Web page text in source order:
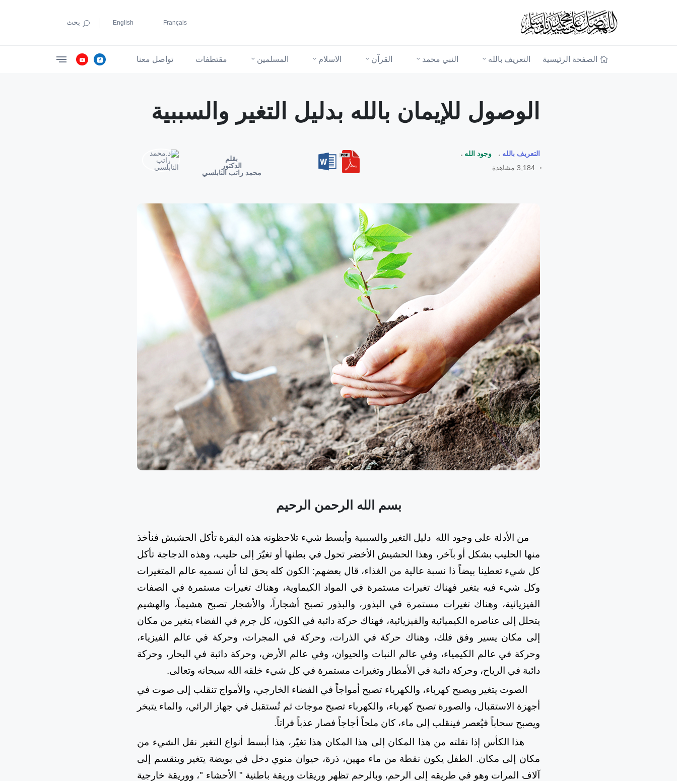
English Français بحث
الصفحة الرئيسية التعريف بالله النبي محمد القرآن الاسلام المسلمين مقتطفات تواصل معنا
الوصول للإيمان بالله بدليل التغير والسببية
التعريف بالله
وجود الله
3,184 مشاهدة
بقلم
الدكتور
محمد راتب النابلسي
بسم الله الرحمن الرحيم
من الأدلة على وجود الله دليل التغير والسببية وأبسط شيء تلاحظونه هذه البقرة تأكل الحشيش فنأخذ
منها الحليب بشكل أو بآخر، وهذا الحشيش الأخضر تحول في بطنها أو تغيّرَ إلى حليب، وهذه الدجاجة تأكل
كل شيء تعطينا بيضاً ذا نسبة عالية من الغذاء، قال بعضهم: الكون كله يحق لنا أن نسميه عالم المتغيرات
وكل شيء فيه يتغير فهناك تغيرات مستمرة في المواد الكيماوية، وهناك تغيرات مستمرة في الصفات
الفيزيائية، وهناك تغيرات مستمرة في البذور، والبذور تصبح أشجاراً، والأشجار تصبح هشيماً، والهشيم
يتحلل إلى عناصره الكيميائية والفيزيائية، فهناك حركة دائبة في الكون، كل جرم في الفضاء يتغير من مكان
إلى مكان يسير وفق فلك، وهناك حركة في الذرات، وحركة في المجرات، وحركة في عالم الفيزياء،
وحركة في عالم الكيمياء، وفي عالم النبات والحيوان، وفي عالم الأرض، وحركة دائبة في البحار، وحركة
دائبة في الرياح، وحركة دائبة في الأمطار وتغيرات مستمرة في كل شيء خلقه الله سبحانه وتعالى.
الصوت يتغير ويصبح كهرباء، والكهرباء تصبح أمواجاً في الفضاء الخارجي، والأمواج تنقلب إلى صوت في
أجهزة الاستقبال، والصورة تصبح كهرباء، والكهرباء تصبح موجات ثم تُستقبل في جهاز الرائي، والماء يتبخر
ويصبح سحاباً فيُعصر فينقلب إلى ماء، كان ملحاً أجاجاً فصار عذباً فراتاً.
هذا الكأس إذا نقلته من هذا المكان إلى هذا المكان هذا تغيّر، هذا أبسط أنواع التغير نقل الشيء من
مكان إلى مكان. الطفل يكون نقطة من ماء مهين، ذرة، حيوان منوي دخل في بويضة يتغير وينقسم إلى
آلاف المرات وهو في طريقه إلى الرحم، وبالرحم تظهر وريقات وريقة باطنية " الأحشاء "، ووريقة خارجية